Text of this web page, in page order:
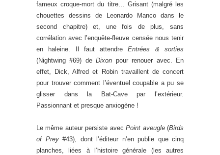
fameux croque-mort du titre… Grisant (malgré les
chouettes dessins de Leonardo Manco dans le
second chapitre) et, une fois de plus, sans
corrélation avec l’enquête-fleuve censée nous tenir
en haleine. Il faut attendreEntrées & sorties
(Nightwing #69) deDixon pour renouer avec. En
effet, Dick, Alfred et Robin travaillent de concert
pour trouver comment l’éventuel coupable a pu se
glisser dans la Bat-Cave par l’extérieur.
Passionnant et presque anxiogène !
Le même auteur persiste avecPoint aveugle(Birds
of Prey#43), dont l’éditeur n’en publie que cinq
planches, liées à l’histoire générale (les autres